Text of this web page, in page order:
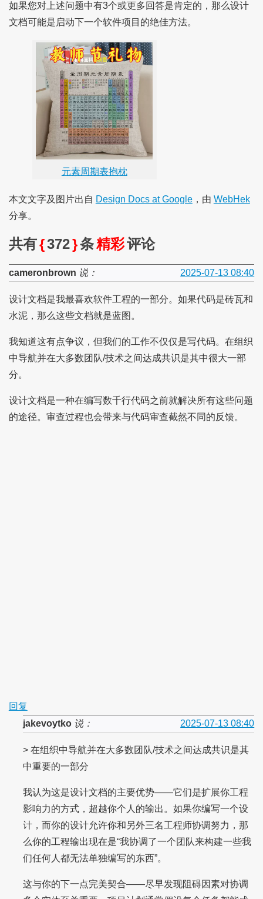
如果您对上述问题中有3个或更多回答是肯定的，那么设计
文档可能是启动下一个软件项目的绝佳方法。
元素周期表抱枕
本文文字及图片出自 Design Docs at Google，由 WebHek
分享。
共有{372}条精彩评论
cameronbrown 说： 2025-07-13 08:40
设计文档是我最喜欢软件工程的一部分。如果代码是砖瓦和
水泥，那么这些文档就是蓝图。
我知道这有点争议，但我们的工作不仅仅是写代码。在组织
中导航并在大多数团队/技术之间达成共识是其中很大一部
分。
设计文档是一种在编写数千行代码之前就解决所有这些问题
的途径。审查过程也会带来与代码审查截然不同的反馈。
回复
jakevoytko说： 2025-07-13 08:40
> 在组织中导航并在大多数团队/技术之间达成共识是其
中重要的一部分
我认为这是设计文档的主要优势——它们是扩展你工程
影响力的方式，超越你个人的输出。如果你编写一个设
计，而你的设计允许你和另外三名工程师协调努力，那
么你的工程输出现在是“我协调了一个团队来构建一些我
们任何人都无法单独编写的东西”。
这与你的下一点完美契合——尽早发现阻碍因素对协调